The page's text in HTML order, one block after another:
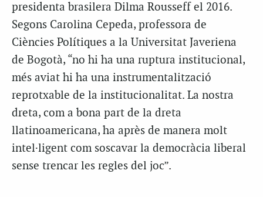
presidenta brasilera Dilma Rousseff el 2016.
Segons Carolina Cepeda, professora de
Ciències Polítiques a la Universitat Javeriena
de Bogotà, “no hi ha una ruptura institucional,
més aviat hi ha una instrumentalització
reprotxable de la institucionalitat. La nostra
dreta, com a bona part de la dreta
llatinoamericana, ha après de manera molt
intel·ligent com soscavar la democràcia liberal
sense trencar les regles del joc”.